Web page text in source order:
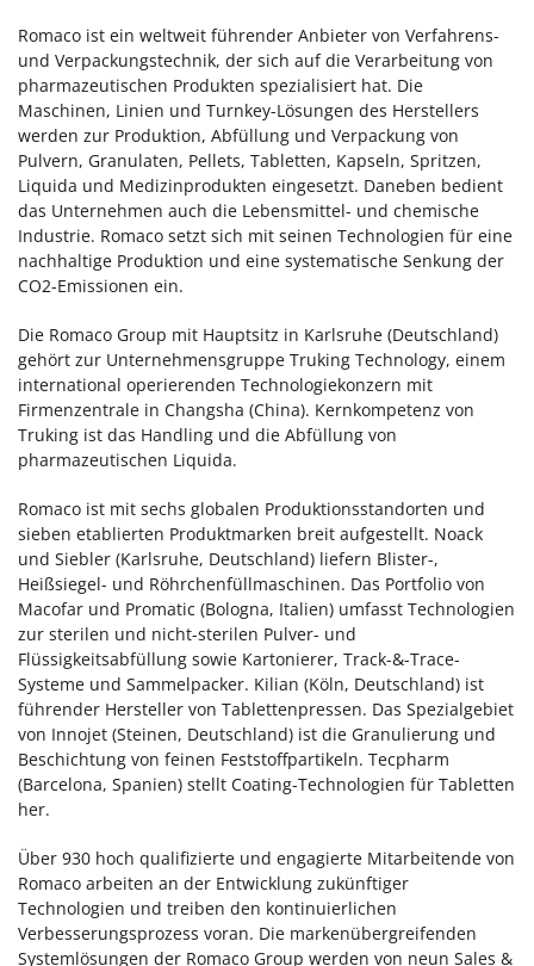
Romaco ist ein weltweit führender Anbieter von Verfahrens-
und Verpackungstechnik, der sich auf die Verarbeitung von
pharmazeutischen Produkten spezialisiert hat. Die
Maschinen, Linien und Turnkey-Lösungen des Herstellers
werden zur Produktion, Abfüllung und Verpackung von
Pulvern, Granulaten, Pellets, Tabletten, Kapseln, Spritzen,
Liquida und Medizinprodukten eingesetzt. Daneben bedient
das Unternehmen auch die Lebensmittel- und chemische
Industrie. Romaco setzt sich mit seinen Technologien für eine
nachhaltige Produktion und eine systematische Senkung der
CO2-Emissionen ein.
Die Romaco Group mit Hauptsitz in Karlsruhe (Deutschland)
gehört zur Unternehmensgruppe Truking Technology, einem
international operierenden Technologiekonzern mit
Firmenzentrale in Changsha (China). Kernkompetenz von
Truking ist das Handling und die Abfüllung von
pharmazeutischen Liquida.
Romaco ist mit sechs globalen Produktionsstandorten und
sieben etablierten Produktmarken breit aufgestellt. Noack
und Siebler (Karlsruhe, Deutschland) liefern Blister-,
Heißsiegel- und Röhrchenfüllmaschinen. Das Portfolio von
Macofar und Promatic (Bologna, Italien) umfasst Technologien
zur sterilen und nicht-sterilen Pulver- und
Flüssigkeitsabfüllung sowie Kartonierer, Track-&-Trace-
Systeme und Sammelpacker. Kilian (Köln, Deutschland) ist
führender Hersteller von Tablettenpressen. Das Spezialgebiet
von Innojet (Steinen, Deutschland) ist die Granulierung und
Beschichtung von feinen Feststoffpartikeln. Tecpharm
(Barcelona, Spanien) stellt Coating-Technologien für Tabletten
her.
Über 930 hoch qualifizierte und engagierte Mitarbeitende von
Romaco arbeiten an der Entwicklung zukünftiger
Technologien und treiben den kontinuierlichen
Verbesserungsprozess voran. Die markenübergreifenden
Systemlösungen der Romaco Group werden von neun Sales &